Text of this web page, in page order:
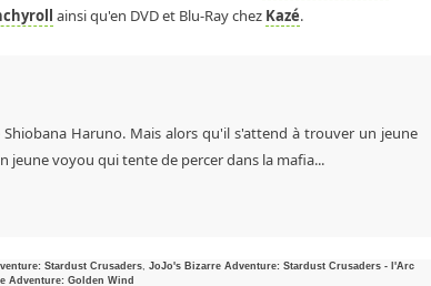
ainsi qu'en DVD et Blu-Ray chez Kazé.
Haruno. Mais alors qu'il s'attend à trouver un jeune
jeune voyou qui tente de percer dans la mafia...
Stardust Crusaders, JoJo's Bizarre Adventure: Stardust Crusaders - l'Arc
Adventure: Golden Wind